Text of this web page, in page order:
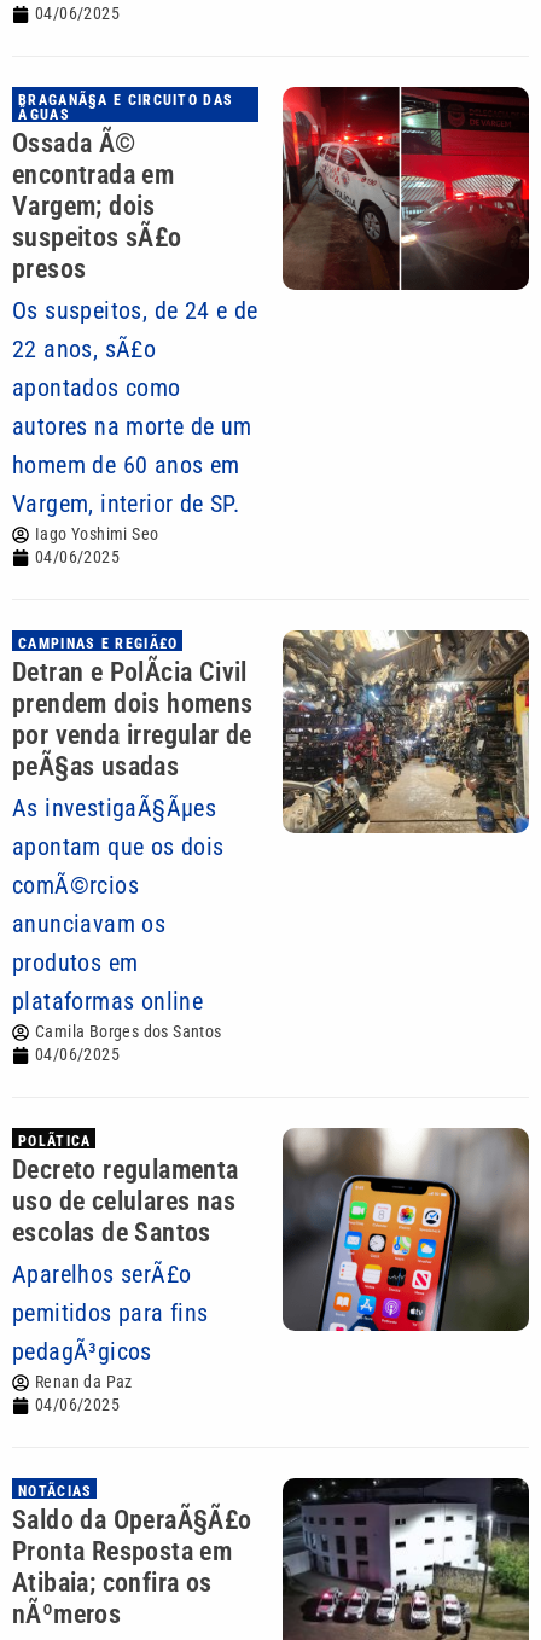
04/06/2025
BRAGANÃ§A E CIRCUITO DAS
ÃGUAS
Ossada Ã©
encontrada em
Vargem; dois
suspeitos sÃ£o
presos
Os suspeitos, de 24 e de
22 anos, sÃ£o
apontados como
autores na morte de um
homem de 60 anos em
Vargem, interior de SP.
Iago Yoshimi Seo
04/06/2025
CAMPINAS E REGIÃ£O
Detran e PolÃ­cia Civil
prendem dois homens
por venda irregular de
peÃ§as usadas
As investigaÃ§Ãµes
apontam que os dois
comÃ©rcios
anunciavam os
produtos em
plataformas online
Camila Borges dos Santos
04/06/2025
POLÃ­TICA
Decreto regulamenta
uso de celulares nas
escolas de Santos
Aparelhos serÃ£o
pemitidos para fins
pedagÃ³gicos
Renan da Paz
04/06/2025
NOTÃ­CIAS
Saldo da OperaÃ§Ã£o
Pronta Resposta em
Atibaia; confira os
nÃºmeros